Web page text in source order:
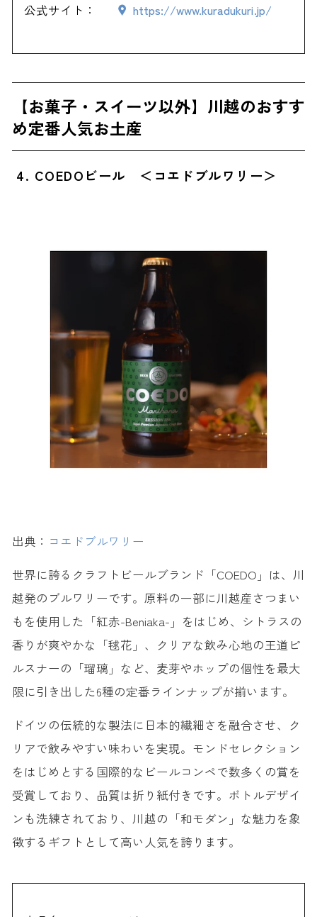
公式サイト：
https://www.kuradukuri.jp/
【お菓子・スイーツ以外】川越のおすす
め定番人気お土産
4. COEDOビール ＜コエドブルワリー＞
出典： コエドブルワリー
世界に誇るクラフトビールブランド「COEDO」は、川
越発のブルワリーです。原料の一部に川越産さつまい
もを使用した「紅赤-Beniaka-」をはじめ、シトラスの
香りが爽やかな「毬花」、クリアな飲み心地の王道ピ
ルスナーの「瑠璃」など、麦芽やホップの個性を最大
限に引き出した6種の定番ラインナップが揃います。
ドイツの伝統的な製法に日本的繊細さを融合させ、ク
リアで飲みやすい味わいを実現。モンドセレクション
をはじめとする国際的なビールコンペで数多くの賞を
受賞しており、品質は折り紙付きです。ボトルデザイ
ンも洗練されており、川越の「和モダン」な魅力を象
徴するギフトとして高い人気を誇ります。